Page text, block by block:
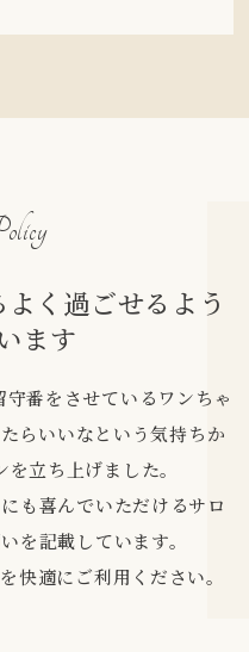
く過ごせるよう
ます
番をさせているワンちゃ
らいいなという気持ちか
立ち上げました。
も喜んでいただけるサロ
を記載しています。
快適にご利用ください。